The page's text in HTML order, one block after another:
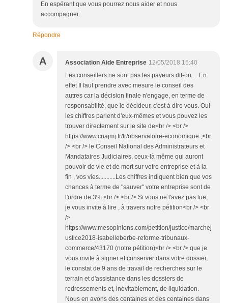
En espérant que vous pourrez nous aider et nous
accompagner.
Répondre
A Association Aide Entreprise 12/05/2018 15:40
Les conseillers ne sont pas les payeurs dit-on.....En
effet Il faut prendre avec mesure le conseil des
autres car la décision finale n'engage, en terme de
responsabilité, que le décideur, c'est à dire vous. Oui
les chiffres parlent d'eux-mêmes et vous pouvez les
trouver directement sur le site de<br /> <br />
https://www.cnajmj.fr/fr/observatoire-economique ,<br
/> <br /> le Conseil National des Administrateurs et
Mandataires Judiciaires, ceux-là même qui auront
pouvoir de vie et de mort sur votre entreprise et à la
fin , vos vies...........Les chiffres indiquent bien que vos
chances à terme de "sauver" votre entreprise sont de
l'ordre de 3%.<br /> <br /> Si vous ne l'avez pas lue,
je vous invite à lire , à travers notre pétition<br /> <br
/>
https://www.mesopinions.com/petition/justice/marchej
ustice2018-isabelleberbe-reforme-tribunaux-
commerce/43170 (notre pétition)<br /> <br /> que je
vous invite à signer et conserver dans votre dossier,
le constat de 9 ans de travail de recherches sur le
terrain et d'assistance dans les dossiers de
redressements et, inévitablement, de liquidation.
Nous en avons des centaines et des centaines dans